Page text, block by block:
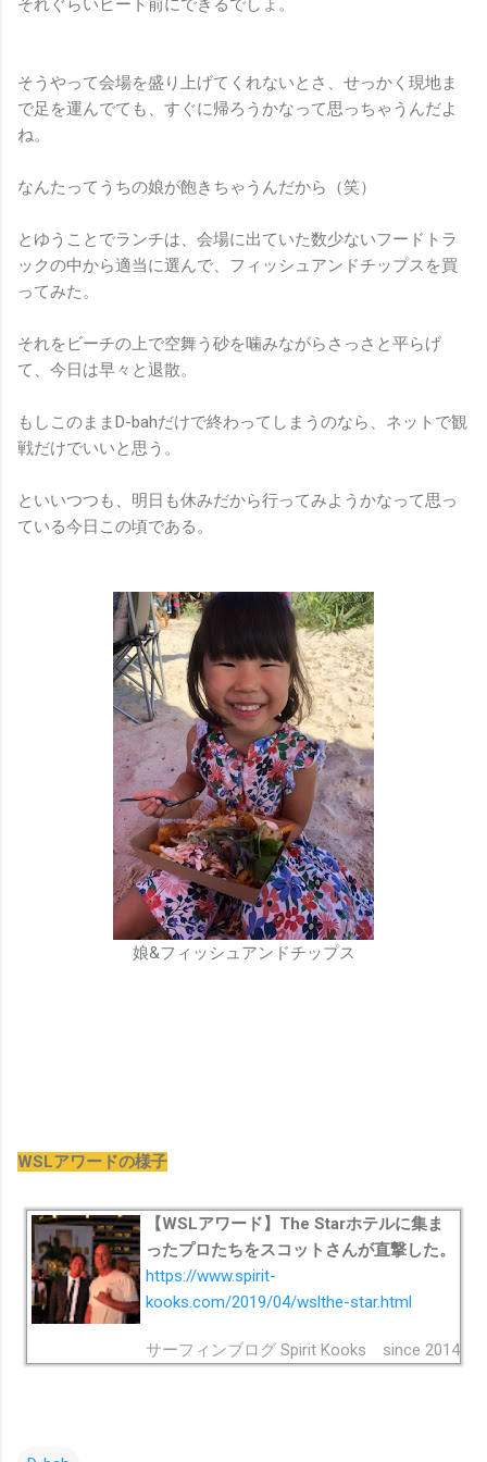
それぐらいヒート前にできるでしょ。
そうやって会場を盛り上げてくれないとさ、せっかく現地ま
で足を運んでても、すぐに帰ろうかなって思っちゃうんだよ
ね。
なんたってうちの娘が飽きちゃうんだから（笑）
とゆうことでランチは、会場に出ていた数少ないフードトラ
ックの中から適当に選んで、フィッシュアンドチップスを買
ってみた。
それをビーチの上で空舞う砂を噛みながらさっさと平らげ
て、今日は早々と退散。
もしこのままD-bahだけで終わってしまうのなら、ネットで観
戦だけでいいと思う。
といいつつも、明日も休みだから行ってみようかなって思っ
ている今日この頃である。
娘&フィッシュアンドチップス
WSLアワードの様子
【WSLアワード】The Starホテルに集ま
ったプロたちをスコットさんが直撃した。
https://www.spirit-
kooks.com/2019/04/wslthe-star.html
サーフィンブログ Spirit Kooks since 2014